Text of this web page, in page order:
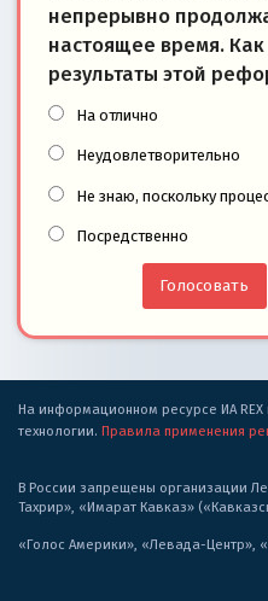
непрерывно
настоящее время.
результаты этой
На отлично
Неудовлетворительно
Не знаю, поскольку
Посредственно
На информационном ресурсе ИА
технологии. Правила применения
В России запрещены организации
Тахрир», «Имарат Кавказ»
«Голос Америки», «Левада-Центр»,